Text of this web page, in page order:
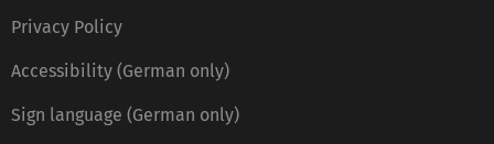
Privacy Policy
Accessibility (German only)
Sign language (German only)